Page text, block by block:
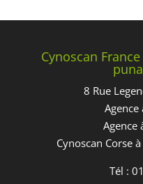
Cynoscan
8 Rue
Agence
Cynoscan Corse
Tél :